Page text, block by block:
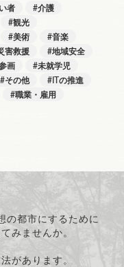
者
介護
観光
美術
音楽
害救援
地域安全
画
未就学児
その他
ITの推進
職業・雇用
の都市にするために
みませんか。
があります。